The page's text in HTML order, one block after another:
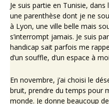
Je suis partie en Tunisie,
une parenthèse dont je ne
à Lyon, une ville belle mais
s’interrompt jamais. Je suis
handicap sait parfois me
d’un souffle, d’un espace à
En novembre, j’ai choisi le
bruit, prendre du temps pour
monde. Je donne beaucoup